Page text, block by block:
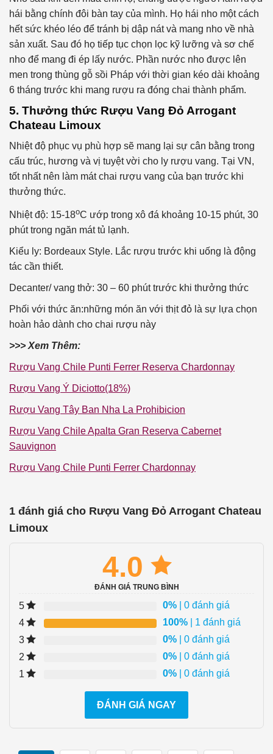
hái bằng chính đôi bàn tay của mình. Họ hái nho một cách
hết sức khéo léo để tránh bị dập nát và mang nho về nhà
sản xuất. Sau đó họ tiếp tục chọn lọc kỹ lưỡng và sơ chế
nho để mang đi ép lấy nước. Phần nước nho được lên
men trong thùng gỗ sồi Pháp với thời gian kéo dài khoảng
6 tháng trước khi mang rượu ra đóng chai thành phẩm.
5. Thưởng thức Rượu Vang Đỏ Arrogant
Chateau Limoux
Nhiệt độ phục vụ phù hợp sẽ mang lại sự cân bằng trong
cấu trúc, hương và vị tuyệt vời cho ly rượu vang. Tại VN,
tốt nhất nên làm mát chai rượu vang của bạn trước khi
thưởng thức.
Nhiệt độ: 15-18oC ướp trong xô đá khoảng 10-15 phút, 30
phút trong ngăn mát tủ lạnh.
Kiểu ly: Bordeaux Style. Lắc rượu trước khi uống là động
tác cần thiết.
Decanter/ vang thở: 30 – 60 phút trước khi thưởng thức
Phối với thức ăn:những món ăn với thịt đỏ là sự lựa chọn
hoàn hảo dành cho chai rượu này
>>> Xem Thêm:
Rượu Vang Chile Punti Ferrer Reserva Chardonnay
Rượu Vang Ý Diciotto(18%)
Rượu Vang Tây Ban Nha La Prohibicion
Rượu Vang Chile Apalta Gran Reserva Cabernet
Sauvignon
Rượu Vang Chile Punti Ferrer Chardonnay
1 đánh giá cho Rượu Vang Đỏ Arrogant Chateau
Limoux
4.0
ĐÁNH GIÁ TRUNG BÌNH
5 0% | 0 đánh giá
4
100% | 1 đánh giá
3
0% | 0 đánh giá
2
0% | 0 đánh giá
1
0% | 0 đánh giá
ĐÁNH GIÁ NGAY